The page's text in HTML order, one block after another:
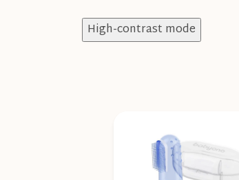
High-contrast mode